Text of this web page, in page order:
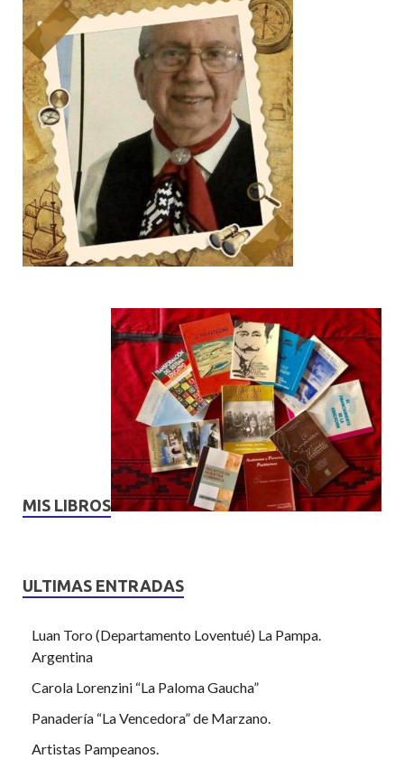
MIS LIBROS
ULTIMAS ENTRADAS
Luan Toro (Departamento Loventué) La Pampa.
Argentina
Carola Lorenzini “La Paloma Gaucha”
Panadería “La Vencedora” de Marzano.
Artistas Pampeanos.